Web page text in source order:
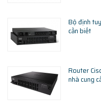
Bộ định
cần biết
Router
nhà cung